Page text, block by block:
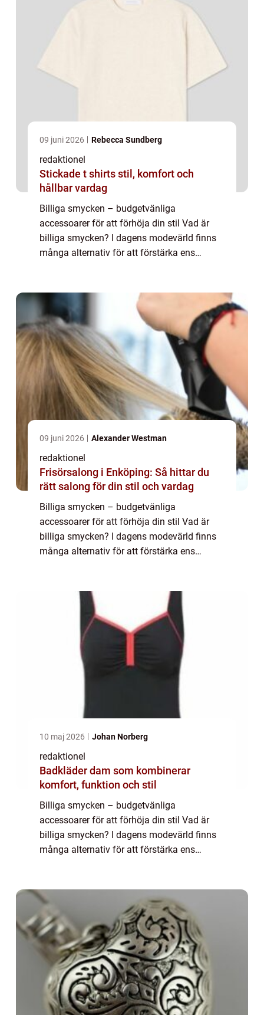
09 juni 2026 Rebecca Sundberg
redaktionel
Stickade t shirts stil, komfort och
hållbar vardag
Billiga smycken – budgetvänliga
accessoarer för att förhöja din stil Vad är
billiga smycken? I dagens modevärld finns
många alternativ för att förstärka ens
09 juni 2026 Alexander Westman
redaktionel
Frisörsalong i Enköping: Så hittar du
rätt salong för din stil och vardag
Billiga smycken – budgetvänliga
accessoarer för att förhöja din stil Vad är
billiga smycken? I dagens modevärld finns
många alternativ för att förstärka ens
10 maj 2026 Johan Norberg
redaktionel
Badkläder dam som kombinerar
komfort, funktion och stil
Billiga smycken – budgetvänliga
accessoarer för att förhöja din stil Vad är
billiga smycken? I dagens modevärld finns
många alternativ för att förstärka ens